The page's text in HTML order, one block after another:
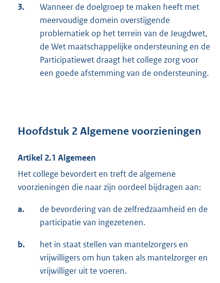
3.
Wanneer de doelgroep te maken heeft met
meervoudige domein overstijgende
problematiek op het terrein van de Jeugdwet,
de Wet maatschappelijke ondersteuning en de
Participatiewet draagt het college zorg voor
een goede afstemming van de ondersteuning.
Hoofdstuk 2 Algemene voorzieningen
Artikel 2.1 Algemeen
Het college bevordert en treft de algemene
voorzieningen die naar zijn oordeel bijdragen aan:
a.
de bevordering van de zelfredzaamheid en de
participatie van ingezetenen.
b.
het in staat stellen van mantelzorgers en
vrijwilligers om hun taken als mantelzorger en
vrijwilliger uit te voeren.